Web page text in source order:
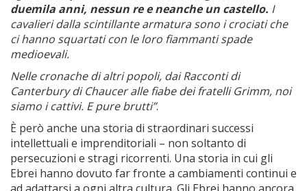
duemila anni, nessun re e neanche un castello. I
cavalieri dalla scintillante armatura sono i crociati che
ci hanno squartati con le loro fiammanti spade
medioevali.
Nelle cronache di altri popoli, dai Racconti di
Canterbury di Chaucer alle fiabe dei fratelli Grimm, noi
siamo i cattivi. E pure brutti”.
È però anche una storia di straordinari successi
intellettuali e imprenditoriali – non soltanto di
persecuzioni e stragi ricorrenti. Una storia in cui gli
Ebrei hanno dovuto far fronte a cambiamenti continui e